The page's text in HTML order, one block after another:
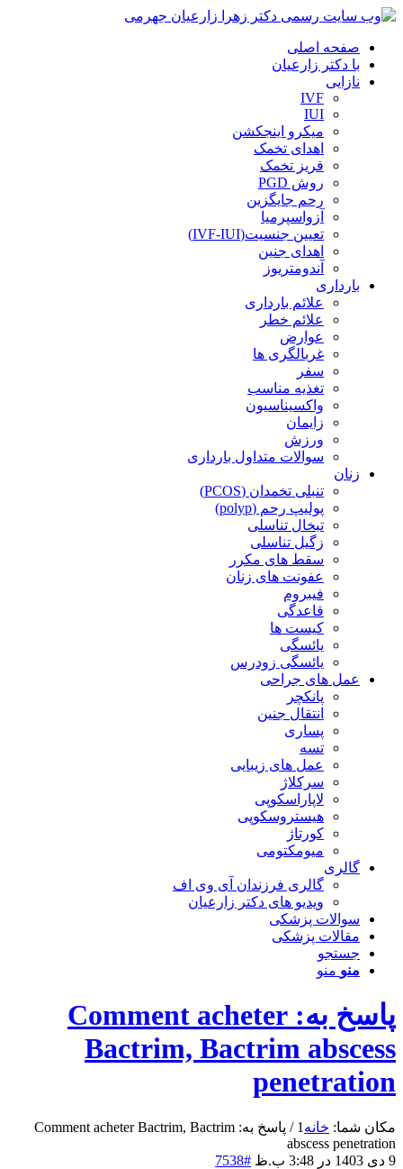
صفحه اصلی
با دکتر زارعیان
نازایی
IVF
IUI
میکرو اینجکشن
اهدای تخمک
فریز تخمک
روش PGD
رحم جایگزین
آزواسپرمیا
تعیین جنسیت(IVF-IUI)
اهدای جنین
آندومتریوز
بارداری
علائم بارداری
علائم خطر
عوارض
غربالگری ها
سفر
تغذیه مناسب
واکسیناسیون
زایمان
ورزش
سوالات متداول بارداری
زنان
تنبلی تخمدان (PCOS)
پولیپ رحم (polyp)
تبخال تناسلی
زگیل تناسلی
سقط های مکرر
عفونت های زنان
فیبروم
قاعدگی
کیست ها
یائسگی
یائسگی زودرس
عمل های جراحی
پانکچر
انتقال جنین
پساری
تسه
عمل های زیبایی
سرکلاژ
لاپاراسکوپی
هیستروسکوپی
کورتاژ
میومکتومی
گالری
گالری فرزندان آی وی اف
ویدیو های دکتر زارعیان
سوالات پزشکی
مقالات پزشکی
جستجو
منو منو
پاسخ به: Comment acheter
Bactrim, Bactrim abscess
penetration
مکان شما: خانه 1
/
پاسخ به: Comment acheter Bactrim, Bactrim
abscess penetration
9 دی 1403 در 3:48 ب.ظ
#7538